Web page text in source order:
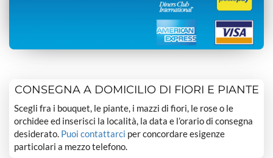
CONSEGNA A DOMICILIO DI FIORI E PIANTE
Scegli fra i bouquet, le piante, i mazzi di fiori, le rose o le
orchidee ed inserisci la località, la data e l’orario di consegna
desiderato. Puoi contattarci per concordare esigenze
particolari a mezzo telefono.